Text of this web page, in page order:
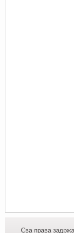
Сва права